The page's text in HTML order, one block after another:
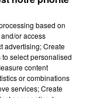
Dai Dai
based on
or access
advertising; Create
select personalised
content
or combinations
services; Create